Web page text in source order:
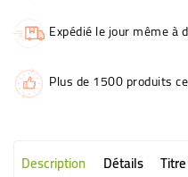
Expédié le jour même à
Plus de 1500 produits
Description Détails